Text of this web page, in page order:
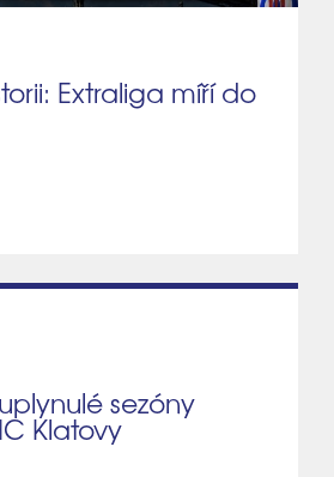
Extraliga míří do
sezóny
Klatovy